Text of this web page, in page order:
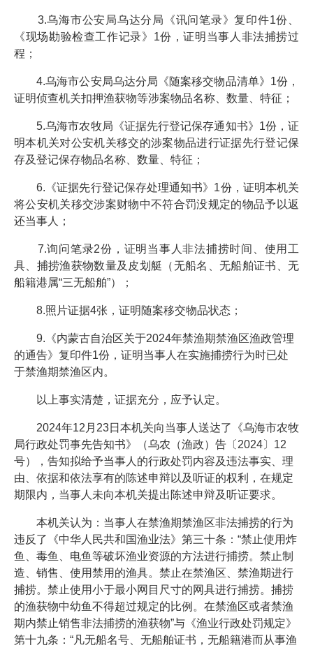
3.乌海市公安局乌达分局《讯问笔录》复印件1份、
《现场勘验检查工作记录》1份，证明当事人非法捕捞过
程；
4.乌海市公安局乌达分局《随案移交物品清单》1份，
证明侦查机关扣押渔获物等涉案物品名称、数量、特征；
5.乌海市农牧局《证据先行登记保存通知书》1份，证
明本机关对公安机关移交的涉案物品进行证据先行登记保
存及登记保存物品名称、数量、特征；
6.《证据先行登记保存处理通知书》1份，证明本机关
将公安机关移交涉案财物中不符合罚没规定的物品予以返
还当事人；
7.询问笔录2份，证明当事人非法捕捞时间、使用工
具、捕捞渔获物数量及皮划艇（无船名、无船舶证书、无
船籍港属“三无船舶”）；
8.照片证据4张，证明随案移交物品状态；
9.《内蒙古自治区关于2024年禁渔期禁渔区渔政管理
的通告》复印件1份，证明当事人在实施捕捞行为时已处
于禁渔期禁渔区内。
以上事实清楚，证据充分，应予认定。
2024年12月23日本机关向当事人送达了《乌海市农牧
局行政处罚事先告知书》（乌农（渔政）告〔2024〕12
号），告知拟给予当事人的行政处罚内容及违法事实、理
由、依据和依法享有的陈述申辩以及听证的权利，在规定
期限内，当事人未向本机关提出陈述申辩及听证要求。
本机关认为：当事人在禁渔期禁渔区非法捕捞的行为
违反了《中华人民共和国渔业法》第三十条：“禁止使用炸
鱼、毒鱼、电鱼等破坏渔业资源的方法进行捕捞。禁止制
造、销售、使用禁用的渔具。禁止在禁渔区、禁渔期进行
捕捞。禁止使用小于最小网目尺寸的网具进行捕捞。捕捞
的渔获物中幼鱼不得超过规定的比例。在禁渔区或者禁渔
期内禁止销售非法捕捞的渔获物”与《渔业行政处罚规定》
第十九条：“凡无船名号、无船舶证书，无船籍港而从事渔